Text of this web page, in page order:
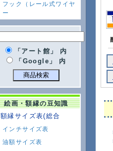
フック（レール式ワイヤ
ー
「アート館」 内
「Google」 内
絵画・額縁の豆知識
額縁サイズ表(総合
インチサイズ表
油額サイズ表